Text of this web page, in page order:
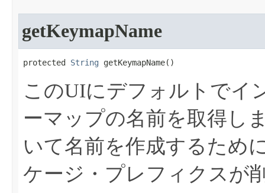
getKeymapName
protected String getKeymapName​()
このUIにデフォルトでイ
ーマップの名前を取得し
いて名前を作成するため
ケージ・プレフィクスが